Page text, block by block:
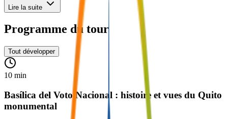
Lire la suite
Programme du tour
Tout développer
10 min
Basílica del Voto Nacional : histoire et vues du Quito
monumental